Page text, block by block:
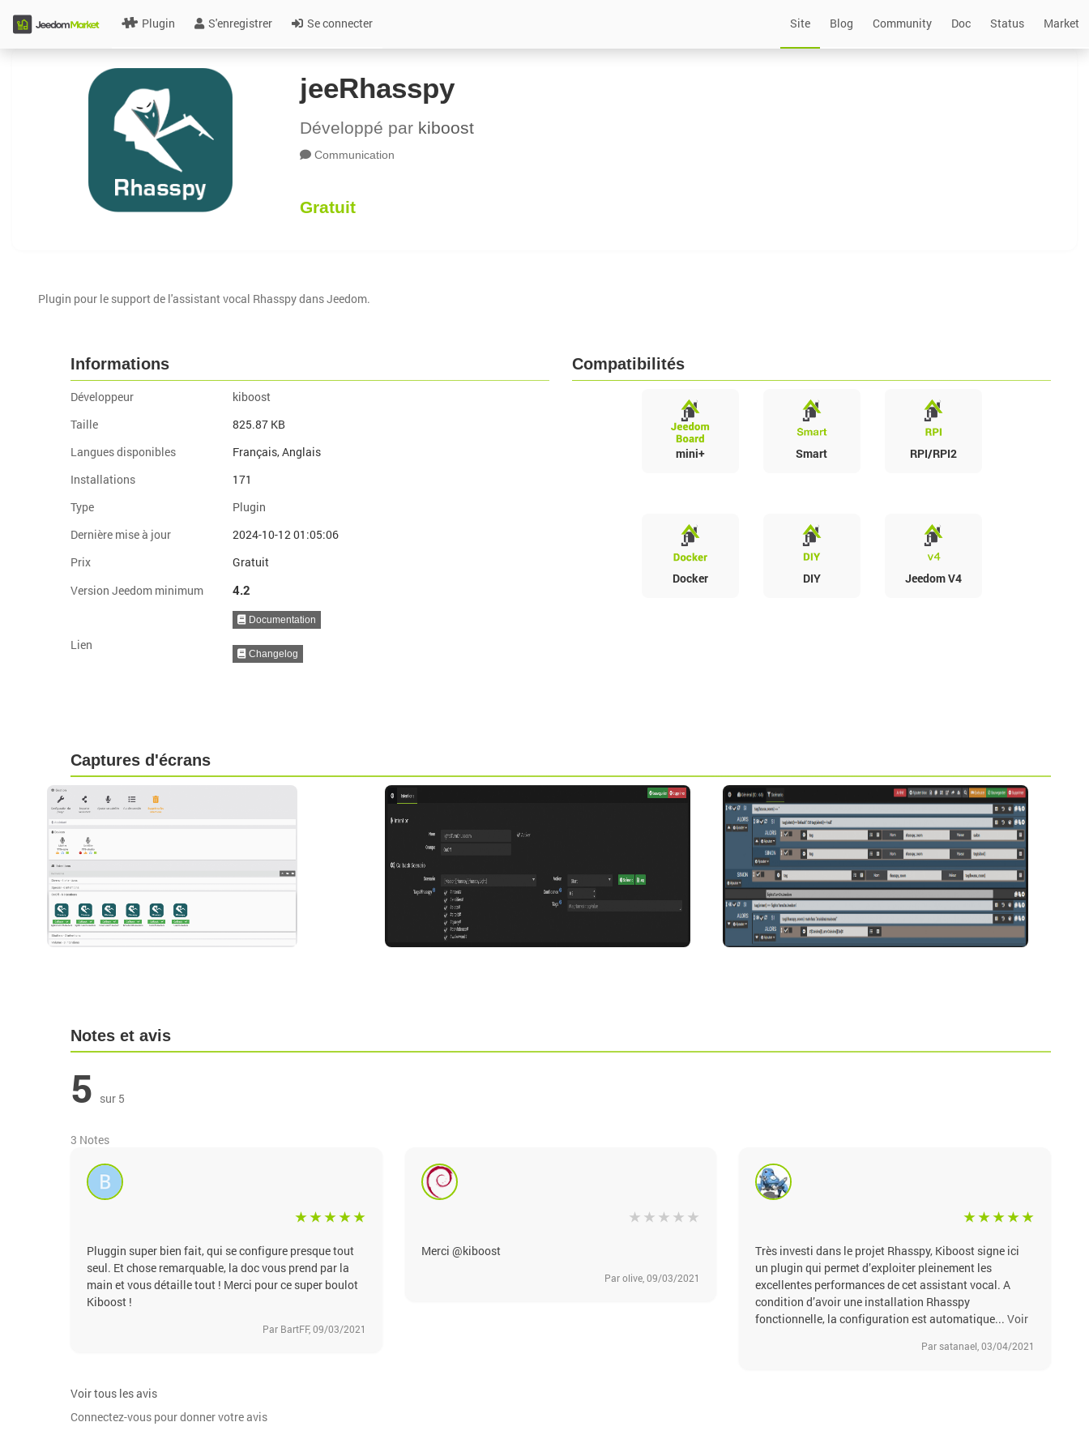
Plugin S'enregistrer Se connecter Site Blog Community Doc Status Market
jeeRhasspy
Développé par kiboost
Communication
Gratuit
Plugin pour le support de l'assistant vocal Rhasspy dans Jeedom.
Informations
Développeur
kiboost
Taille
825.87 KB
Langues disponibles
Français, Anglais
Installations
171
Type
Plugin
Dernière mise à jour
2024-10-12 01:05:06
Prix
Gratuit
Version Jeedom minimum
4.2
Lien
Documentation
Changelog
Compatibilités
mini+ Smart RPI/RPI2
Docker DIY Jeedom V4
Captures d'écrans
Notes et avis
5 sur 5
3 Notes
Pluggin super bien fait, qui se configure presque tout
seul. Et chose remarquable, la doc vous prend par la
main et vous détaille tout ! Merci pour ce super boulot
Kiboost !
Par BartFF, 09/03/2021
Merci @kiboost
Par olive, 09/03/2021
Très investi dans le projet Rhasspy, Kiboost signe ici
un plugin qui permet d’exploiter pleinement les
excellentes performances de cet assistant vocal. A
condition d’avoir une installation Rhasspy
fonctionnelle, la configuration est automatique...Voir
Par satanael, 03/04/2021
Voir tous les avis
Connectez-vous pour donner votre avis